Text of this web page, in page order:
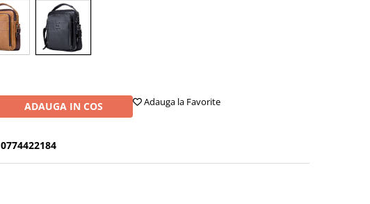
ADAUGA IN COS Adauga la Favorite
0774422184